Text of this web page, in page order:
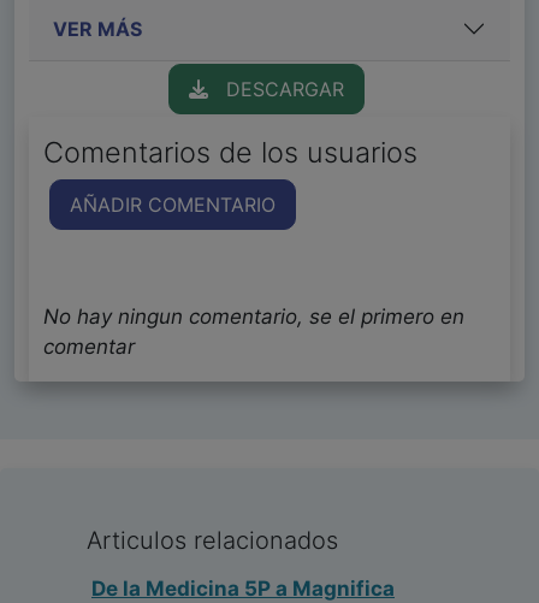
VER MÁS
DESCARGAR
Comentarios de los usuarios
AÑADIR COMENTARIO
No hay ningun comentario, se el primero en
comentar
Articulos relacionados
De la Medicina 5P a Magnifica